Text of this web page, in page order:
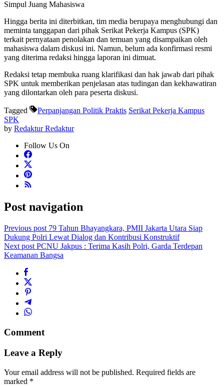
Simpul Juang Mahasiswa
Hingga berita ini diterbitkan, tim media berupaya menghubungi dan
meminta tanggapan dari pihak Serikat Pekerja Kampus (SPK)
terkait pernyataan penolakan dan temuan yang disampaikan oleh
mahasiswa dalam diskusi ini. Namun, belum ada konfirmasi resmi
yang diterima redaksi hingga laporan ini dimuat.
Redaksi tetap membuka ruang klarifikasi dan hak jawab dari pihak
SPK untuk memberikan penjelasan atas tudingan dan kekhawatiran
yang dilontarkan oleh para peserta diskusi.
Tagged Perpanjangan Politik Praktis Serikat Pekerja Kampus
SPK
by Redaktur Redaktur
Follow Us On
Post navigation
Previous post 79 Tahun Bhayangkara, PMII Jakarta Utara Siap
Dukung Polri Lewat Dialog dan Kontribusi Konstruktif
Next post PCNU Jakpus : Terima Kasih Polri, Garda Terdepan
Keamanan Bangsa
Comment
Leave a Reply
Your email address will not be published. Required fields are
marked *